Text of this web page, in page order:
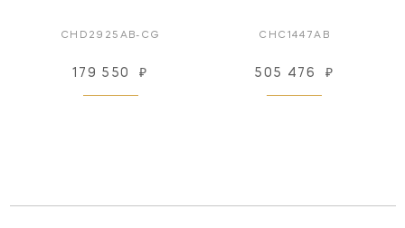
CHD2925AB-CG
179 550 ₽
CHC1447AB
505 476 ₽